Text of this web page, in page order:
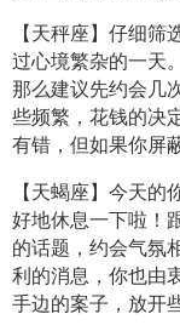
【天秤座】仔细
过心境繁杂的一天
那么建议先约会几
些频繁，花钱的决
有错，但如果你屏
【天蝎座】今天
好地休息一下啦！
的话题，约会气氛
利的消息，你也由
手边的案子，放开